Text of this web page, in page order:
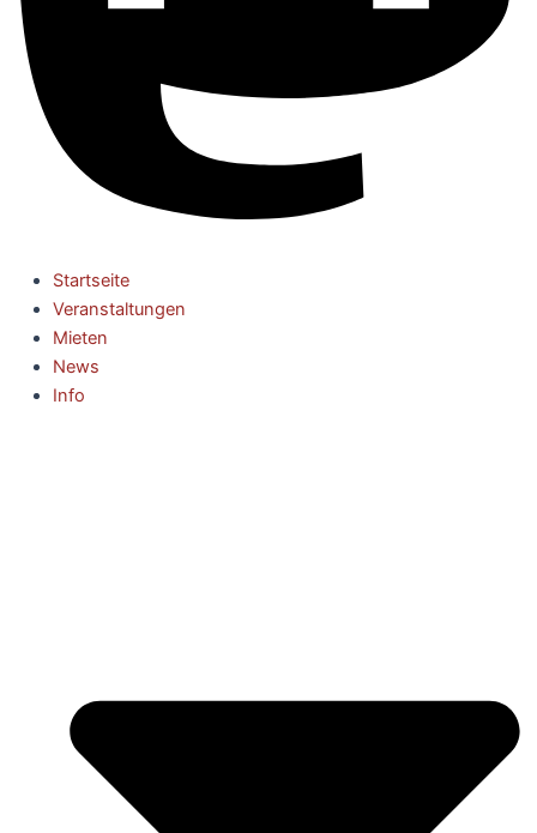
Startseite
Veranstaltungen
Mieten
News
Info